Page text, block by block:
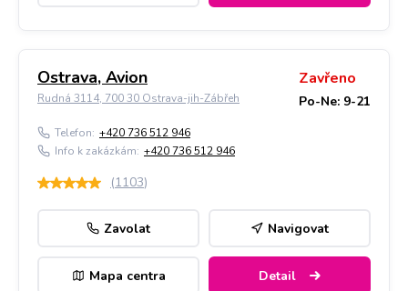
Ostrava, Avion
Rudná 3114, 700 30 Ostrava-jih-Zábřeh
Zavřeno
Po-Ne: 9-21
Telefon: +420 736 512 946
Info k zakázkám: +420 736 512 946
(1103)
Zavolat Navigovat
Mapa centra Detail